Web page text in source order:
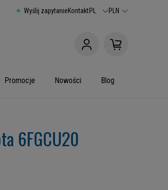
Wyślij zapytanieKontaktPL PLN
Promocje Nowości Blog
6FGCU20